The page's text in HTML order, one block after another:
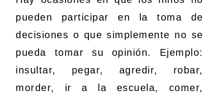
pueden participar en la toma de
decisiones o que simplemente no se
pueda tomar su opinión. Ejemplo:
insultar, pegar, agredir, robar,
morder, ir a la escuela, comer,